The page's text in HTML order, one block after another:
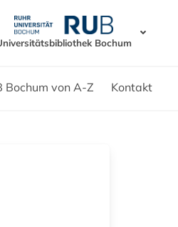
Bochum
Bochum von A-Z Kontakt